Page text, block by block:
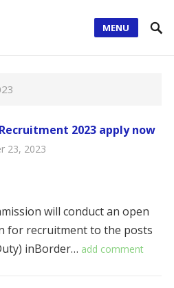
MENU
Recruitment 2023 apply now
23, 2023
will conduct an open
for recruitment to the posts
inBorder… add comment